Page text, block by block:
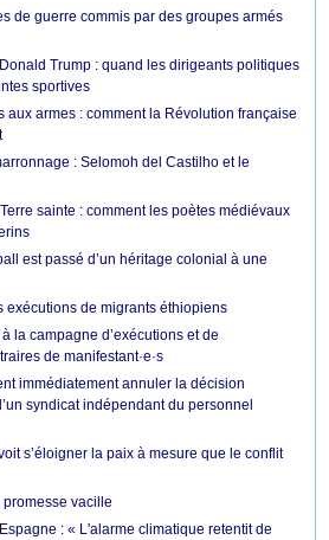
de guerre commis par des groupes armés
Trump : quand les dirigeants politiques
sportives
aux armes : comment la Révolution française
: Selomoh del Castilho et le
sainte : comment les poètes médiévaux
est passé d’un héritage colonial à une
exécutions de migrants éthiopiens
la campagne d’exécutions et de
de manifestant·e·s
immédiatement annuler la décision
syndicat indépendant du personnel
s’éloigner la paix à mesure que le conflit
promesse vacille
: « L'alarme climatique retentit de